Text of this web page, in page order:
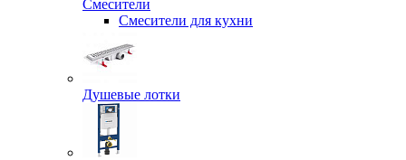
Смесители
Смесители для кухни
Душевые лотки